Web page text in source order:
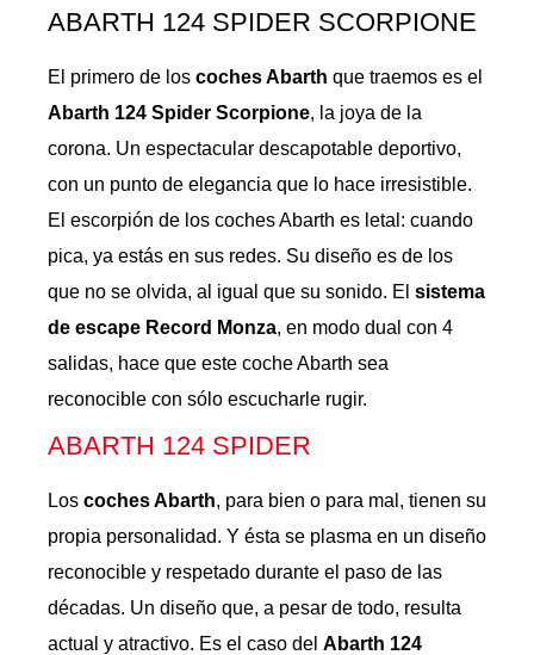
ABARTH 124 SPIDER SCORPIONE
El primero de los coches Abarth que traemos es el
Abarth 124 Spider Scorpione, la joya de la
corona. Un espectacular descapotable deportivo,
con un punto de elegancia que lo hace irresistible.
El escorpión de los coches Abarth es letal: cuando
pica, ya estás en sus redes. Su diseño es de los
que no se olvida, al igual que su sonido. El sistema
de escape Record Monza, en modo dual con 4
salidas, hace que este coche Abarth sea
reconocible con sólo escucharle rugir.
ABARTH 124 SPIDER
Los coches Abarth, para bien o para mal, tienen su
propia personalidad. Y ésta se plasma en un diseño
reconocible y respetado durante el paso de las
décadas. Un diseño que, a pesar de todo, resulta
actual y atractivo. Es el caso del Abarth 124